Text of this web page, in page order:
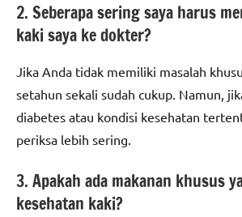
2. Seberapa sering saya harus
kaki saya ke dokter?
Jika Anda tidak memiliki masalah
setahun sekali sudah cukup. Namun,
diabetes atau kondisi kesehatan
periksa lebih sering.
3. Apakah ada makanan khusus
kesehatan kaki?